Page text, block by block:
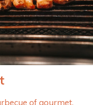
of gourmet,